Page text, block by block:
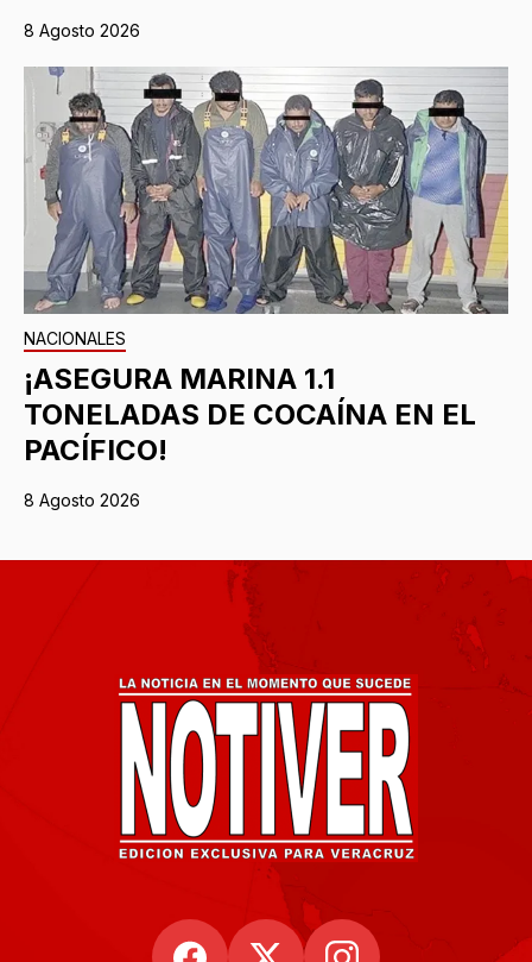
8 Agosto 2026
NACIONALES
¡ASEGURA MARINA 1.1
TONELADAS DE COCAÍNA EN EL
PACÍFICO!
8 Agosto 2026